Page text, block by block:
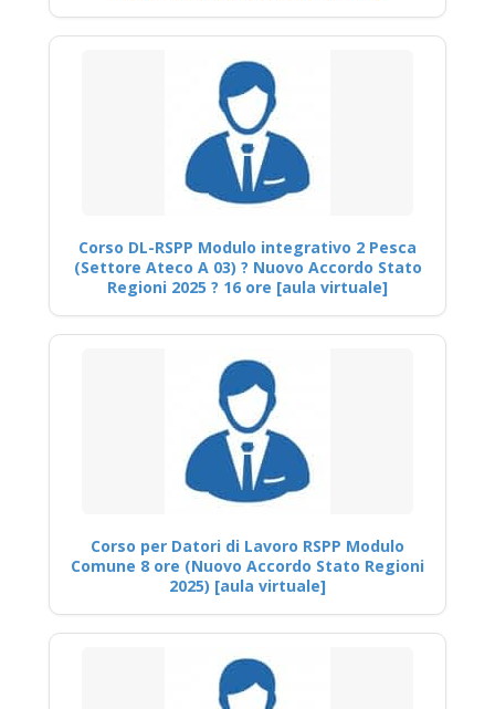
Corso DL-RSPP Modulo integrativo 2 Pesca
(Settore Ateco A 03) ? Nuovo Accordo Stato
Regioni 2025 ? 16 ore [aula virtuale]
Corso per Datori di Lavoro RSPP Modulo
Comune 8 ore (Nuovo Accordo Stato Regioni
2025) [aula virtuale]